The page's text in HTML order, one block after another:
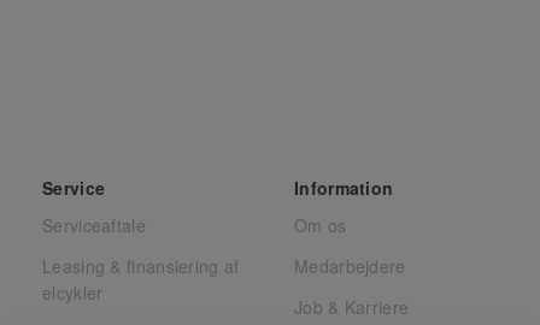
Service
Serviceaftale
Leasing & finansiering af
elcykler
Information
Om os
Medarbejdere
Job & Karriere